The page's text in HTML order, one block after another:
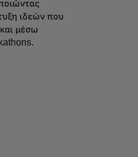
ιδεών που
μέσω